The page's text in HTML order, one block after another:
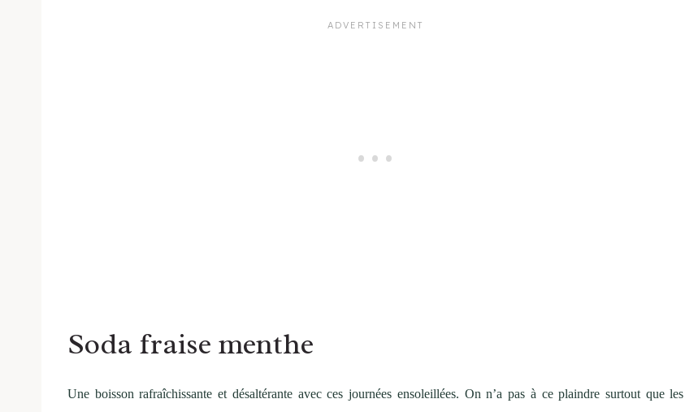
Soda fraise menthe
Une boisson rafraîchissante et désaltérante avec ces journées ensoleillées. On n’a pas à ce plaindre surtout que les